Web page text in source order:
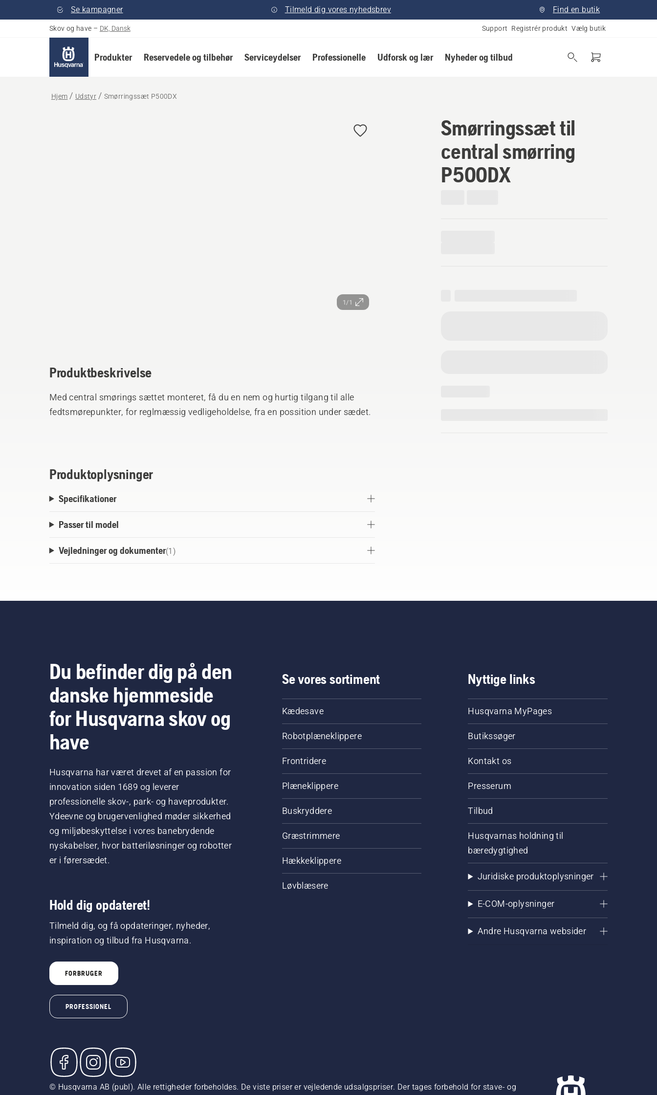
Se kampagner Tilmeld dig vores nyhedsbrev Find en butik
Skov og have – DK, Dansk Support Registrér produkt Vælg butik
Produkter Reservedele og tilbehør Serviceydelser Professionelle Udforsk og lær Nyheder og tilbud
Hjem Udstyr Smørringssæt P500DX
1/1
Smørringssæt til
central smørring
P500DX
Produktbeskrivelse
Med central smørings sættet monteret, få du en nem og hurtig tilgang til alle
fedtsmørepunkter, for reglmæssig vedligeholdelse, fra en possition under sædet.
Produktoplysninger
Specifikationer
Passer til model
Vejledninger og dokumenter(1 )
Du befinder dig på den
danske hjemmeside
for Husqvarna skov og
have
Husqvarna har været drevet af en passion for
innovation siden 1689 og leverer
professionelle skov-, park- og haveprodukter.
Ydeevne og brugervenlighed møder sikkerhed
og miljøbeskyttelse i vores banebrydende
nyskabelser, hvor batteriløsninger og robotter
er i førersædet.
Hold dig opdateret!
Tilmeld dig, og få opdateringer, nyheder,
inspiration og tilbud fra Husqvarna.
FORBRUGER
PROFESSIONEL
Se vores sortiment
Kædesave
Robotplæneklippere
Frontridere
Plæneklippere
Buskryddere
Græstrimmere
Hækkeklippere
Løvblæsere
Nyttige links
Husqvarna MyPages
Butikssøger
Kontakt os
Presserum
Tilbud
Husqvarnas holdning til
bæredygtighed
Juridiske produktoplysninger
E-COM-oplysninger
Andre Husqvarna websider
© Husqvarna AB (publ). Alle rettigheder forbeholdes. De viste priser er vejledende udsalgspriser. Der tages forbehold for stave- og